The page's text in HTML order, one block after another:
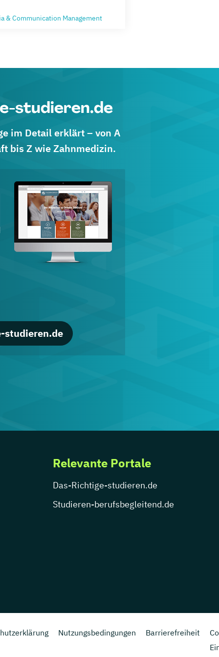
& Communication Management
studieren.de
im Detail erklärt – von A
bis Z wie Zahnmedizin.
studieren.de
Relevante Portale
Das-Richtige-studieren.de
Studieren-berufsbegleitend.de
Nutzungsbedingungen Barrierefreiheit